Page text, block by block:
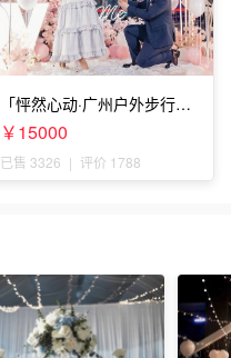
「怦然心动·广州户外步行街
求婚」
￥15000
已售 3326 | 评价 1788